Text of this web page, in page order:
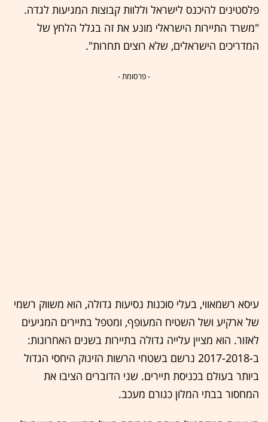
פלסטינים להיכנס לישראל וללוות קבוצות המגיעות לגדה.
"משרד התיירות הישראלי מונע את זה בגלל הלחץ של
המדריכים הישראלים, שלא רוצים תחרות".
- פרסומת -
עיסא רשמאווי, בעלי סוכנות נסיעות גדולה, הוא משווק רשמי
של ארקיע ושל השטיח המעופף, ומטפל בתיירים המגיעים
לאזור. הוא מציין עלייה גדולה בתיירות בשנים האחרונות:
ב-2017-2018 נרשם בשטחי הרשות הזינוק היחסי הגדול
ביותר בעולם בכניסת תיירים. שני הדוברים הציבו את
המחסור בבתי המלון כגורם מעכב.